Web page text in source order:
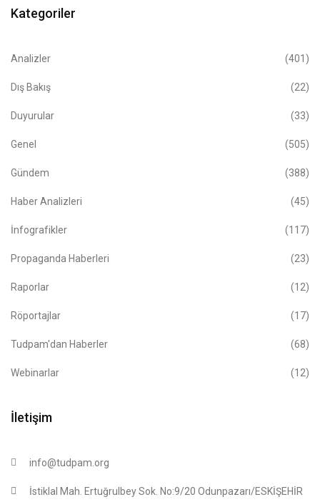
Kategoriler
Analizler (401)
Dış Bakış (22)
Duyurular (33)
Genel (505)
Gündem (388)
Haber Analizleri (45)
İnfografikler (117)
Propaganda Haberleri (23)
Raporlar (12)
Röportajlar (17)
Tudpam'dan Haberler (68)
Webinarlar (12)
İletişim
info@tudpam.org
İstiklal Mah. Ertuğrulbey Sok. No:9/20 Odunpazarı/ESKİŞEHİR